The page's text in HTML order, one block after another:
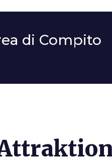
di Compito